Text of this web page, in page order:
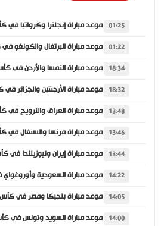
01:25
01:22
18:34
18:32
13:48
13:46
13:44
14:22
14:05
14:00